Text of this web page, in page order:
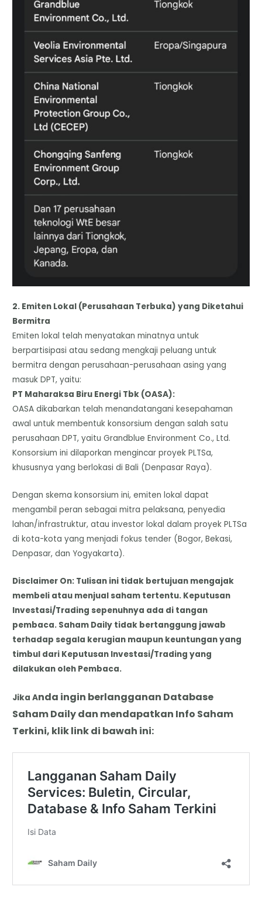
2. Emiten Lokal (Perusahaan Terbuka) yang Diketahui
Bermitra
Emiten lokal telah menyatakan minatnya untuk
berpartisipasi atau sedang mengkaji peluang untuk
bermitra dengan perusahaan-perusahaan asing yang
masuk DPT, yaitu:
​PT Maharaksa Biru Energi Tbk (OASA):
​OASA dikabarkan telah menandatangani kesepahaman
awal untuk membentuk konsorsium dengan salah satu
perusahaan DPT, yaitu Grandblue Environment Co., Ltd.
Konsorsium ini dilaporkan mengincar proyek PLTSa,
khususnya yang berlokasi di Bali (Denpasar Raya).
Dengan skema konsorsium ini, emiten lokal dapat
mengambil peran sebagai mitra pelaksana, penyedia
lahan/infrastruktur, atau investor lokal dalam proyek PLTSa
di kota-kota yang menjadi fokus tender (Bogor, Bekasi,
Denpasar, dan Yogyakarta).
Disclaimer On: Tulisan ini tidak bertujuan mengajak
membeli atau menjual saham tertentu. Keputusan
Investasi/Trading sepenuhnya ada di tangan
pembaca. Saham Daily tidak bertanggung jawab
terhadap segala kerugian maupun keuntungan yang
timbul dari Keputusan Investasi/Trading yang
dilakukan oleh Pembaca.
Jika Anda ingin berlangganan Database
Saham Daily dan mendapatkan Info Saham
Terkini, klik link di bawah ini: